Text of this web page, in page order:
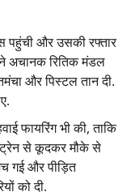
पहुंची और उसकी रफ्तार
अचानक रितिक मंडल
और पिस्टल तान दी.
फायरिंग भी की, ताकि
से कूदकर मौके से
गई और पीड़ित
को दी.